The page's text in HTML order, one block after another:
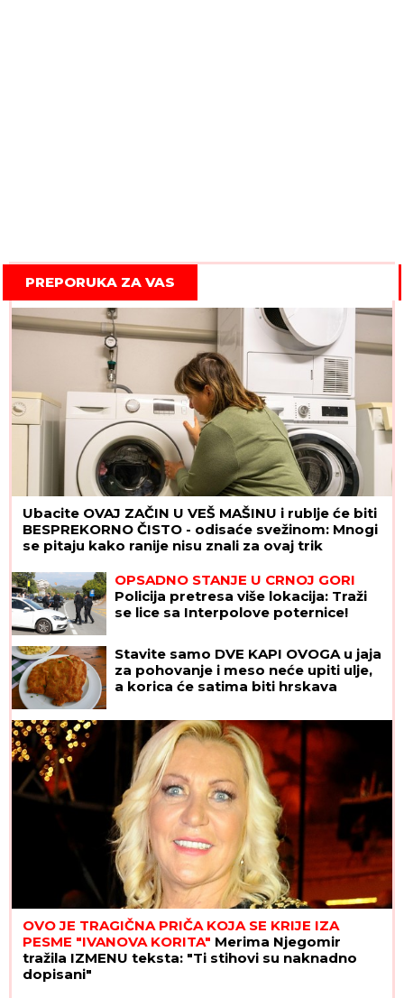
PREPORUKA ZA VAS
Ubacite OVAJ ZAČIN U VEŠ MAŠINU i rublje će biti
BESPREKORNO ČISTO - odisaće svežinom: Mnogi
se pitaju kako ranije nisu znali za ovaj trik
OPSADNO STANJE U CRNOJ GORI
Policija pretresa više lokacija: Traži
se lice sa Interpolove poternice!
Stavite samo DVE KAPI OVOGA u jaja
za pohovanje i meso neće upiti ulje,
a korica će satima biti hrskava
OVO JE TRAGIČNA PRIČA KOJA SE KRIJE IZA
PESME "IVANOVA KORITA" Merima Njegomir
tražila IZMENU teksta: "Ti stihovi su naknadno
dopisani"